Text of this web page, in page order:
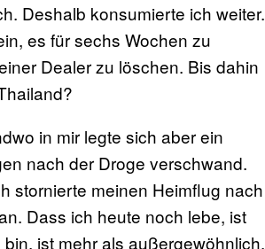
Deshalb konsumierte ich weiter.
es für sechs Wochen zu
Dealer zu löschen. Bis dahin
in mir legte sich aber ein
nach der Droge verschwand.
stornierte meinen Heimflug nach
Dass ich heute noch lebe, ist
ist mehr als außergewöhnlich.